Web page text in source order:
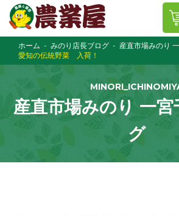
ホーム みのり店長ブログ
産直市場みのり
愛知の伝統野菜 入荷！
産直市場みのり 一
グ